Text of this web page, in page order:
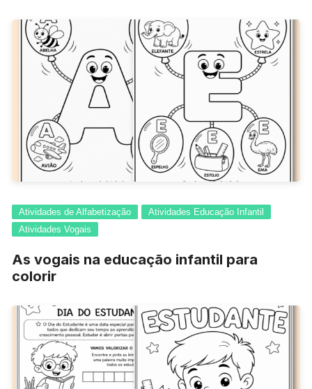
Atividades de Alfabetização
Atividades Educação Infantil
Atividades Vogais
As vogais na educação infantil para
colorir